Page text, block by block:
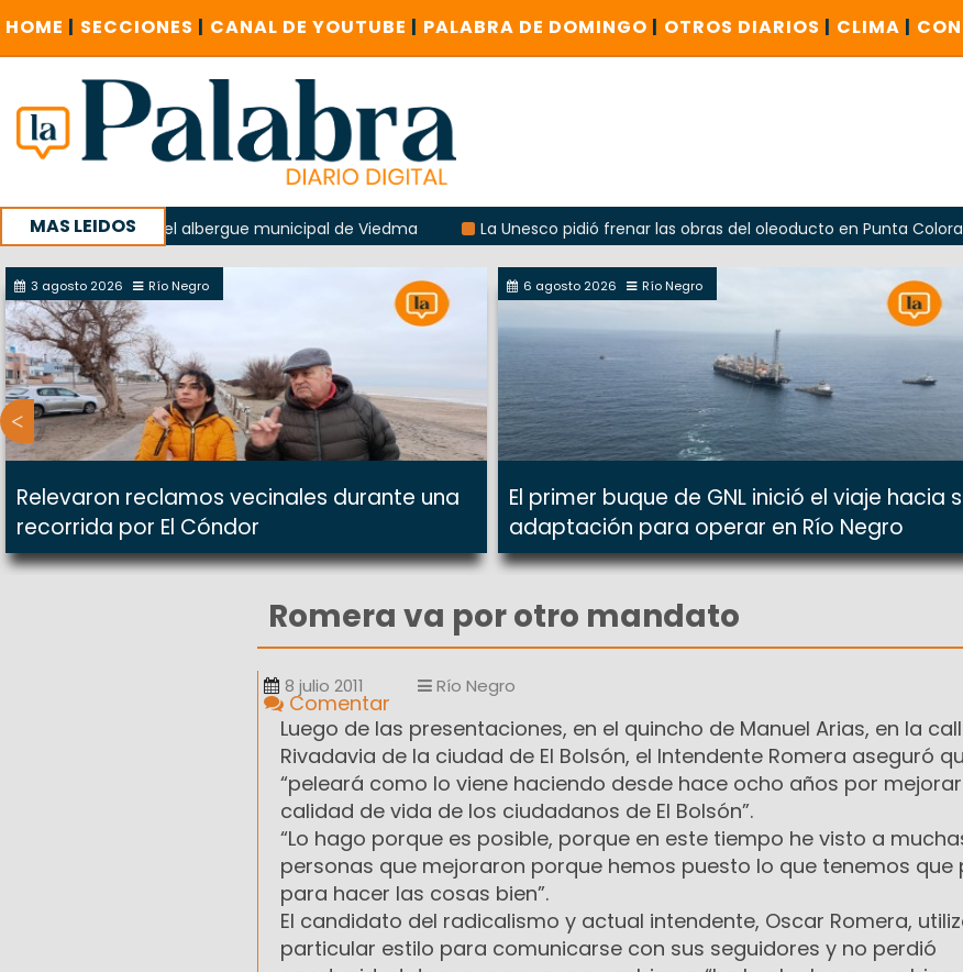
HOME | SECCIONES | CANAL DE YOUTUBE | PALABRA DE DOMINGO | OTROS DIARIOS | CLIMA |
MAS LEIDOS
del albergue municipal de Viedma La Unesco pidió frenar las obras del oleoducto en Punta Colorada
con un encuentro provincial en Roca
3 agosto 2026 Río Negro
Relevaron reclamos vecinales durante una
recorrida por El Cóndor
6 agosto 2026 Río Negro
El primer buque de GNL inició el viaje hacia
adaptación para operar en Río Negro
Romera va por otro mandato
8 julio 2011 Río Negro
Comentar
Luego de las presentaciones, en el quincho de Manuel Arias, en la
Rivadavia de la ciudad de El Bolsón, el Intendente Romera aseguró
“peleará como lo viene haciendo desde hace ocho años por
calidad de vida de los ciudadanos de El Bolsón”.
“Lo hago porque es posible, porque en este tiempo he visto a
personas que mejoraron porque hemos puesto lo que tenemos que
para hacer las cosas bien”.
El candidato del radicalismo y actual intendente, Oscar Romera,
particular estilo para comunicarse con sus seguidores y no perdió